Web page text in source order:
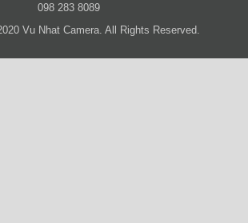
098 283 8089
Vu Nhat Camera. All Rights Reserved.